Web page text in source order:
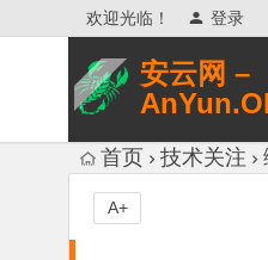
欢迎光临！ 登录
安云网 –
网络安全研究、网络各种
首页 技术关注
A+